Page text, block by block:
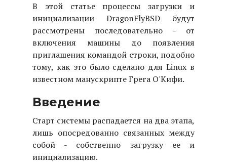
В этой статье процессы загрузки и
инициализации DragonFlyBSD будут
рассмотрены последовательно - от
включения машины до появления
приглашения командой строки, подобно
тому, как это было сделано для Linux в
известном манускрипте Грега О'Кифи.
Введение
Старт системы распадается на два этапа,
лишь опосредованно связанных между
собой - собственно загрузку ее и
инициализацию.